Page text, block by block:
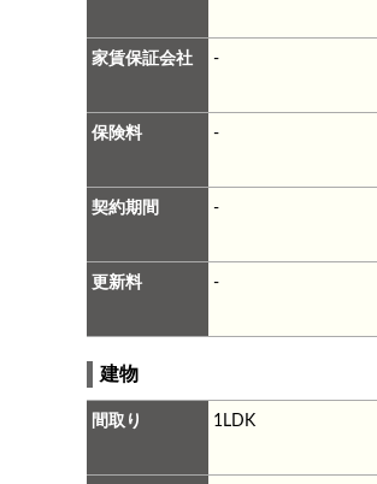
家賃保証会社 -
保険料 -
契約期間 -
更新料 -
建物
間取り 1LDK